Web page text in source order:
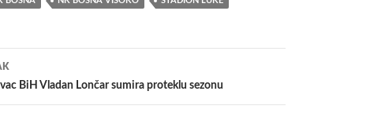
BiH Vladan Lončar sumira proteklu sezonu